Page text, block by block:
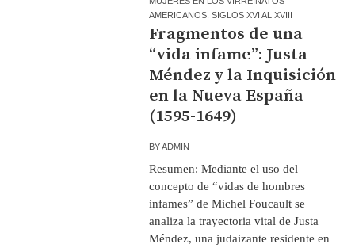
AMERICANOS. SIGLOS XVI AL XVIII
Fragmentos de una
“vida infame”: Justa
Méndez y la Inquisición
en la Nueva España
(1595-1649)
BYADMIN
Resumen: Mediante el uso del
concepto de “vidas de hombres
infames” de Michel Foucault se
analiza la trayectoria vital de Justa
Méndez, una judaizante residente en